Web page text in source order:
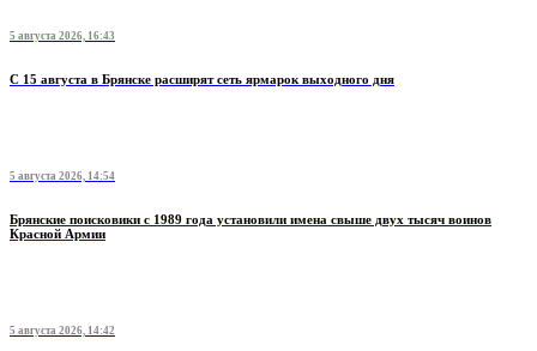
5 августа 2026, 16:43
С 15 августа в Брянске расширят сеть ярмарок выходного дня
5 августа 2026, 14:54
Брянские поисковики с 1989 года установили имена свыше двух тысяч воинов
Красной Армии
5 августа 2026, 14:42